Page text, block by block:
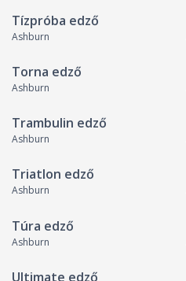
Tízpróba edző
Ashburn
Torna edző
Ashburn
Trambulin edző
Ashburn
Triatlon edző
Ashburn
Túra edző
Ashburn
Ultimate edző